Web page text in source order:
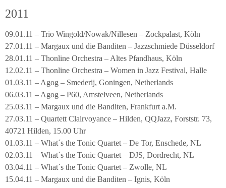
2011
09.01.11 – Trio Wingold/Nowak/Nillesen – Zockpalast, Köln
27.01.11 – Margaux und die Banditen – Jazzschmiede Düsseldorf
28.01.11 – Thonline Orchestra – Altes Pfandhaus, Köln
12.02.11 – Thonline Orchestra – Women in Jazz Festival, Halle
01.03.11 – Agog – Smederij, Goningen, Netherlands
06.03.11 – Agog – P60, Amstelveen, Netherlands
25.03.11 – Margaux und die Banditen, Frankfurt a.M.
27.03.11 – Quartett Clairvoyance – Hilden, QQJazz, Forststr. 73,
40721 Hilden, 15.00 Uhr
01.03.11 – What´s the Tonic Quartet – De Tor, Enschede, NL
02.03.11 – What´s the Tonic Quartet – DJS, Dordrecht, NL
03.04.11 – What´s the Tonic Quartet – Zwolle, NL
15.04.11 – Margaux und die Banditen – Ignis, Köln